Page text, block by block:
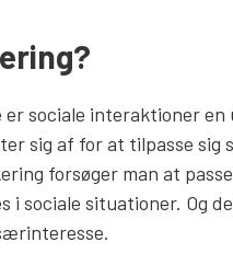
er sociale interaktioner
sig af for at tilpasse
forsøger man at
i sociale situationer. Og